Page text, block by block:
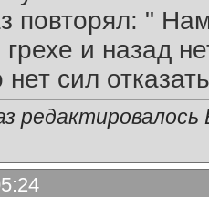
повторял: "
и назад
сил